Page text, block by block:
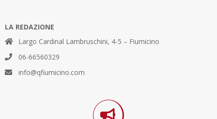
LA REDAZIONE
Largo Cardinal Lambruschini, 4-5 – Fiumicino
06-66560329
info@qfiumicino.com